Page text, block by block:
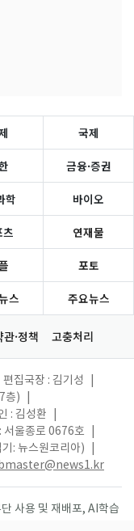
국제
금융·증권
학 바이오
츠 연재물
포토
스 주요뉴스
·정책 고충처리
편집국장 : 김기성
층)
: 김성환
서울종로 0676호
: 뉴스원코리아)
용 및 재배포, AI학습